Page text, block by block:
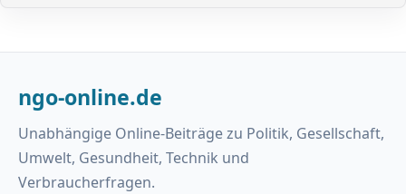
ngo-online.de
Unabhängige Online-Beiträge zu Politik, Gesellschaft,
Umwelt, Gesundheit, Technik und
Verbraucherfragen.